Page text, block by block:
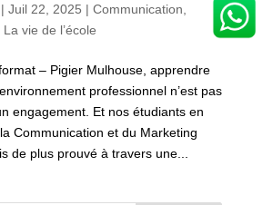
| Juil 22, 2025 | Communication,
La vie de l’école
– Pigier Mulhouse, apprendre
professionnel n’est pas
engagement. Et nos étudiants en
Communication et du Marketing
de plus prouvé à travers une...